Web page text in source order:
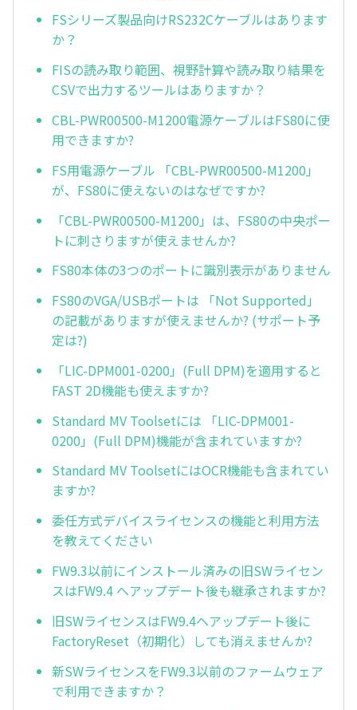
FSシリーズ製品向けRS232Cケーブルはあります
か？
FISの読み取り範囲、視野計算や読み取り結果を
CSVで出力するツールはありますか？
CBL-PWR00500-M1200電源ケーブルはFS80に使
用できますか?
FS用電源ケーブル 「CBL-PWR00500-M1200」
が、FS80に使えないのはなぜですか?
「CBL-PWR00500-M1200」は、FS80の中央ポー
トに刺さりますが使えませんか?
FS80本体の3つのポートに識別表示がありません
FS80のVGA/USBポートは 「Not Supported」
の記載がありますが使えませんか? (サポート予
定は?)
「LIC-DPM001-0200」(Full DPM)を適用すると
FAST 2D機能も使えますか?
Standard MV Toolsetには 「LIC-DPM001-
0200」(Full DPM)機能が含まれていますか?
Standard MV ToolsetにはOCR機能も含まれてい
ますか?
委任方式デバイスライセンスの機能と利用方法
を教えてください
FW9.3以前にインストール済みの旧SWライセン
スはFW9.4 へアップデート後も継承されますか?
旧SWライセンスはFW9.4へアップデート後に
FactoryReset（初期化）しても消えませんか?
新SWライセンスをFW9.3以前のファームウェア
で利用できますか？